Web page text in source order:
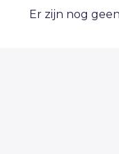
Er zijn nog